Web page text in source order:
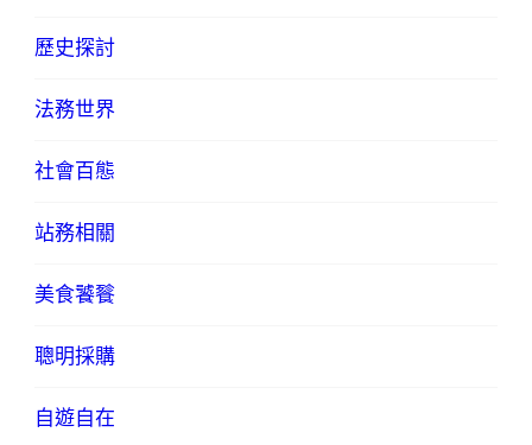
歷史探討
法務世界
社會百態
站務相關
美食饕餮
聰明採購
自遊自在